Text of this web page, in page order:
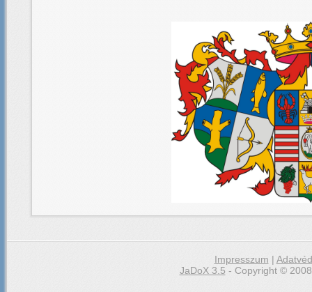
Impresszum |
JaDoX 3.5 - Copyright ©